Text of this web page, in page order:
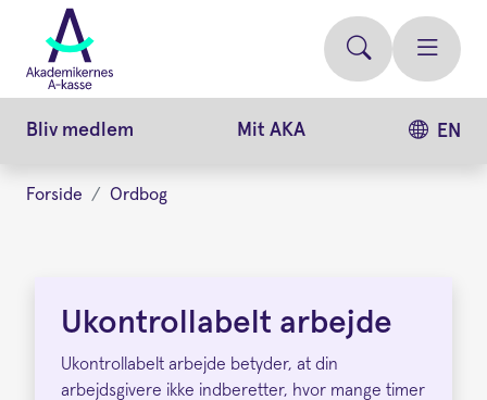
videre
hovedindhold
Bliv medlem Mit AKA EN
Forside Ordbog
arbejde
Ukontrollabelt arbejde
Ukontrollabelt arbejde betyder, at din
arbejdsgivere ikke indberetter, hvor mange timer